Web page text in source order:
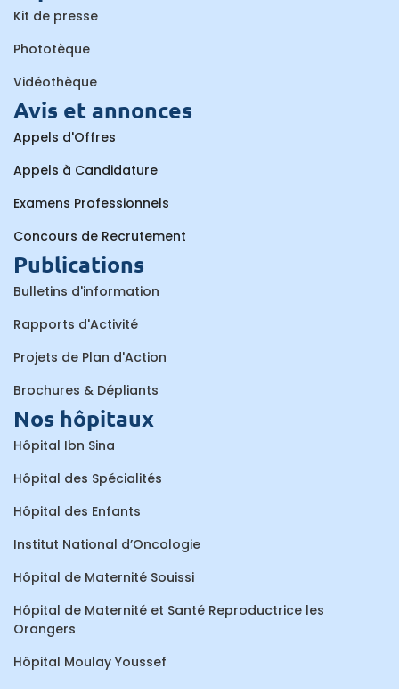
Kit de presse
Phototèque
Vidéothèque
Avis et annonces
Appels d'Offres
Appels à Candidature
Examens Professionnels
Concours de Recrutement
Publications
Bulletins d'information
Rapports d'Activité
Projets de Plan d'Action
Brochures & Dépliants
Nos hôpitaux
Hôpital Ibn Sina
Hôpital des Spécialités
Hôpital des Enfants
Institut National d’Oncologie
Hôpital de Maternité Souissi
Hôpital de Maternité et Santé Reproductrice les
Orangers
Hôpital Moulay Youssef